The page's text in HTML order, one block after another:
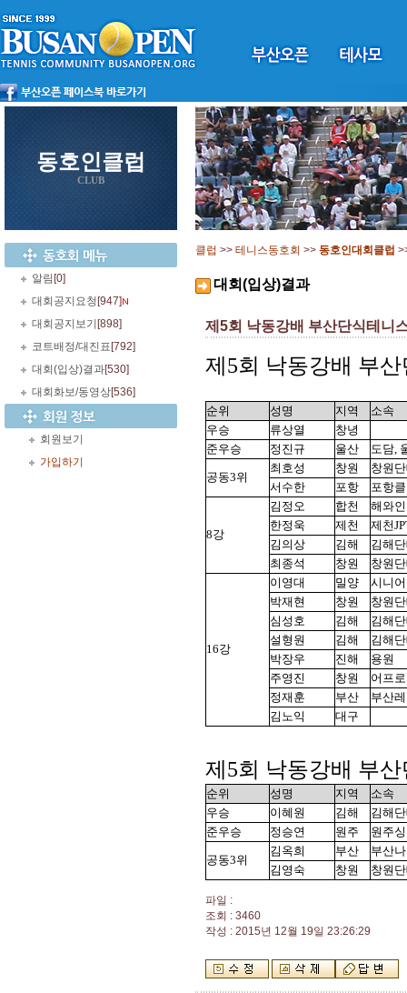
동호인클럽
CLUB
알림 [0]
대회공지요청 [947]
대회공지보기 [898]
코트배정/대진표 [792]
대회(입상)결과[530]
대회화보/동영상[536]
회원보기
가입하기
클럽 >> 테니스동호회 >> 동호인대회클럽
대회(입상)결과
제5회 낙동강배 부산단식테니
제5회 낙동강배 부
순위 성명 지역
소속
우승
류상열
창녕
준우승
정진규 울산 도담,
공동3위
최호성 창원
창원
서수한
포항 포항
8강
김정오 합천
해와인
한정욱
제천
제천
김의상
김해
김해
최종석
창원 창원
16강
이영대 밀양
시니어
박재현
창원
창원
심성호
김해
김해
설형원
김해
김해
박장우
진해
용원
주영진
창원
어프
정재훈
부산
부산
김노익
대구
제5회 낙동강배 부
순위 성명 지역
소속
우승
이혜원 김해
김해
준우승
정승연 원주 원주
공동3위
김옥희 부산
부산
김영숙
창원 창원
파일 :
조회 : 3460
작성 : 2015년 12월 19일 23:26:29